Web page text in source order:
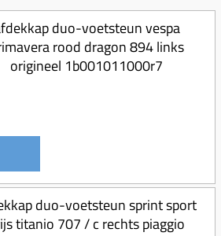
duo-voetsteun vespa
rood dragon 894 links
origineel 1b001011000r7
duo-voetsteun sprint sport
titanio 707 / c rechts piaggio